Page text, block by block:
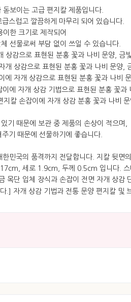
보이는 고급 편지칼 제품입니다.
스럽고 깔끔하게 마무리 되어 있습니다.
이한 크기로 제작되어
선물로써 부담 없이 쓰일 수 있습니다.
기 때문에 보관 중 제품의 손상이 적으며,
기 때문에 선물하기에 좋습니다.